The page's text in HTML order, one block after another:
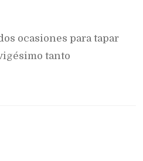
ocasiones para tapar
tanto